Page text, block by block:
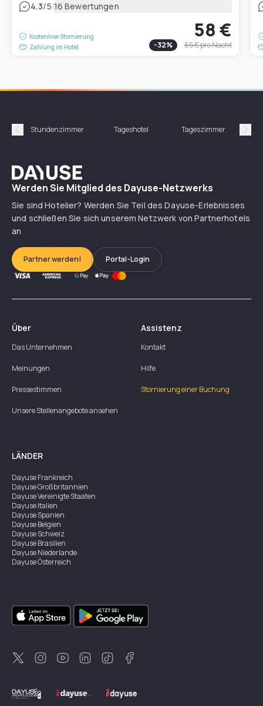
4.3/5|16 Bewertungen
Kostenlose Stornierung
Zahlung im Hotel
58 €
-32% 85 €pro Nacht
Précédent
Stundenzimmer Tageshotel Tageszimmer
Dayuse
Werden Sie Mitglied des Dayuse-Netzwerks
Sie sind Hotelier? Werden Sie Teil des Dayuse-Erlebnisses
und schließen Sie sich unserem Netzwerk von Partnerhotels
an
Partner werden! Portal-Login
Über
Das Unternehmen
Meinungen
Pressestimmen
Unsere Stellenangebote ansehen
Assistenz
Kontakt
Hilfe
Stornierung einer Buchung
LÄNDER
DayuseFrankreich
DayuseGroßbritannien
DayuseVereinigte Staaten
DayuseItalien
DayuseSpanien
DayuseBelgien
DayuseSchweiz
DayuseBrasilien
DayuseNiederlande
DayuseÖsterreich
DayuseSingapur
DayuseZweden
DayuseThailand
DayuseNeuseeland
DayuseTürkei